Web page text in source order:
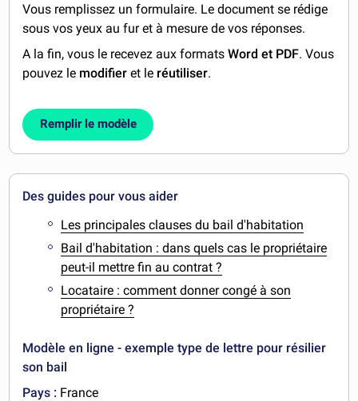
Vous remplissez un formulaire. Le document se rédige
sous vos yeux au fur et à mesure de vos réponses.
A la fin, vous le recevez aux formatsWord et PDF. Vous
pouvez le modifier et le réutiliser.
Remplir le modèle
Des guides pour vous aider
Les principales clauses du bail d'habitation
Bail d'habitation : dans quels cas le propriétaire
peut-il mettre fin au contrat ?
Locataire : comment donner congé à son
propriétaire ?
Modèle en ligne - exemple type de lettre pour résilier
son bail
Pays : France